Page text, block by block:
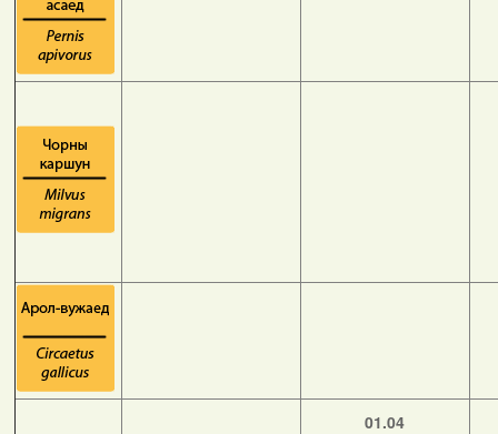
01.04